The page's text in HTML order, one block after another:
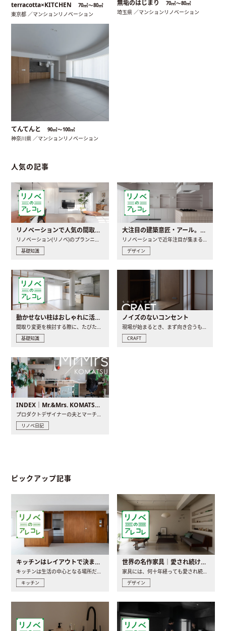
terracotta×KITCHEN 70㎡〜80㎡
東京都 ／マンションリノベーション
無垢のはじまり 70㎡〜80㎡
埼玉県 ／マンションリノベーション
てんてんと 90㎡〜100㎡
神奈川県 ／マンションリノベーション
人気の記事
リノベーションで人気の間取りとは？トレンドの間取りと実例を徹底解説
リノベーション(リノベ)のプランニングで一番最初に決めるのは..
基礎知識
大注目の建築意匠・アール。人気の理由と空間に取り入れるポイント
リノベーションで近年注目が集まる建築意匠の一つであるアール..
デザイン
動かせない柱はおしゃれに活用！柱を魅せるリノベーション(リノベ)4選
間取り変更を検討する際に、たびたび皆さんの頭を悩ませる動か..
基礎知識
ノイズのないコンセント
現場が始まるとき、まず向き合うものの一つがコンセントです..
CRAFT
INDEX｜Mr.&Mrs. KOMATSU renovation diary
プロダクトデザイナーの夫とマーチャンダイザーの妻が、夫婦で..
リノベ日記
ピックアップ記事
キッチンはレイアウトで決まる。後悔しないための考え方と選び方
キッチンは生活の中心となる場所だからこそ、家の中のどこに置..
キッチン
世界の名作家具｜愛され続ける理由と一生モノとの出会い方
家具には、何十年経っても愛され続ける「名作」と呼ばれるもの..
デザイン